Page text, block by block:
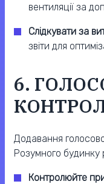
вентиляції за
Слідкувати за
звіти для
6.
Додавання
Розумного будинку
Контролюйте